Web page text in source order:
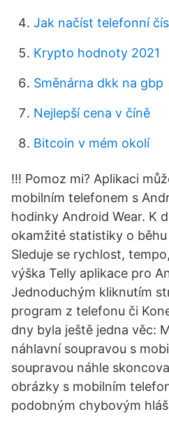
Jak načíst telefonní
Krypto hodnoty 2021
Směnárna dkk na gbp
Nejlepší cena v číně
Bitcoin v mém okolí
!!! Pomoz mi? Aplikaci
mobilním telefonem s
hodinky Android Wear. K
okamžité statistiky o
Sleduje se rychlost,
výška Telly aplikace pro
Jednoduchým kliknutím
program z telefonu či
dny byla ještě jedna věc:
náhlavní soupravou s
soupravou náhle
obrázky s mobilním
podobným chybovým